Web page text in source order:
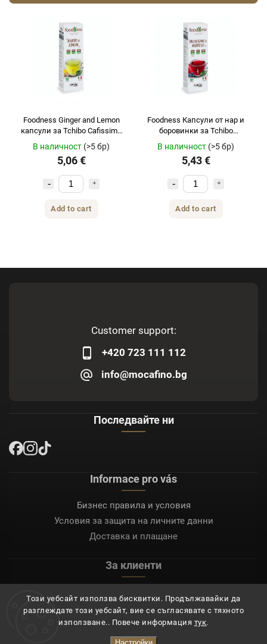
Този уебсайт използва бисквитки. Продължавайки да
разглеждате този уебсайт, вие се съгласявате с тяхното
използване.. Повече информация тук.
Bestsellers
Alphabetically
Foodness Ginger and Lemon
капсули за Tchibo Cafissimo
и Caffitaly 10 бр
В наличност (>5 бр)
5,06 €
Add to cart
Foodness Капсули от нар и
боровинки за Tchibo
Cafissimo и Caffitaly 10 броя
В наличност (>5 бр)
5,43 €
Add to cart
Customer support:
+420 723 111 112
info@mocafino.bg
Последвайте ни
Informace pro vás
Бизнес правила и условия
Условия за защита на личните данни
Доставка и плащане
За клиенти
Регистрация
Вход